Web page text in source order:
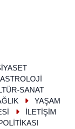
ASTROLOJİ
SANAT
YAŞAM
İLETİŞİM